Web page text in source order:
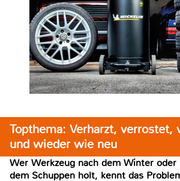
Topthema: Verharzt, verrostet,
und wieder wie neu
Wer Werkzeug nach dem Winter oder
dem Schuppen holt, kennt das